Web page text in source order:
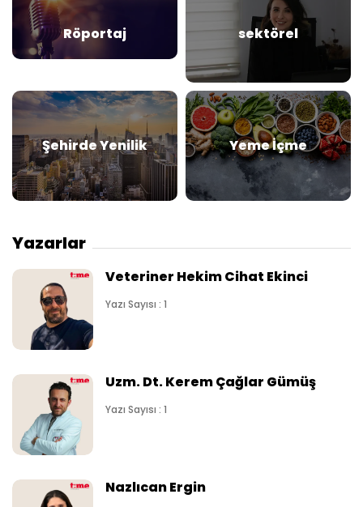
Röportaj sektörel
Şehirde Yenilik Yeme İçme
Yazarlar
Veteriner Hekim Cihat Ekinci
Yazı Sayısı : 1
Uzm. Dt. Kerem Çağlar Gümüş
Yazı Sayısı : 1
Nazlıcan Ergin